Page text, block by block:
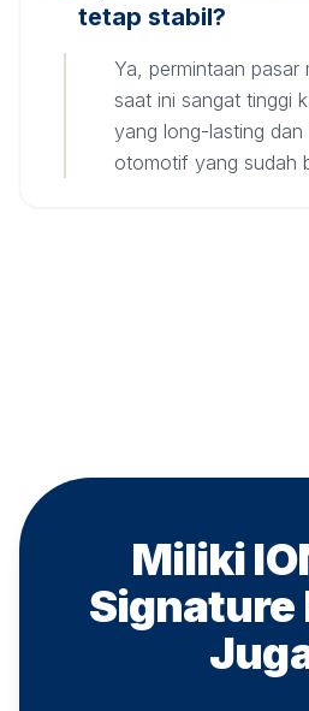
tetap stabil?
Ya, permintaan pasar
saat ini sangat tinggi
yang long-lasting dan
otomotif yang sudah
Miliki
Signature